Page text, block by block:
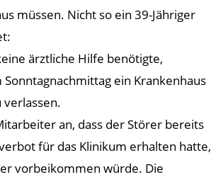
müssen. Nicht so ein 39-Jähriger
ärztliche Hilfe benötigte,
ein Krankenhaus
verlassen.
an, dass der Störer bereits
für das Klinikum erhalten hatte,
vorbeikommen würde. Die